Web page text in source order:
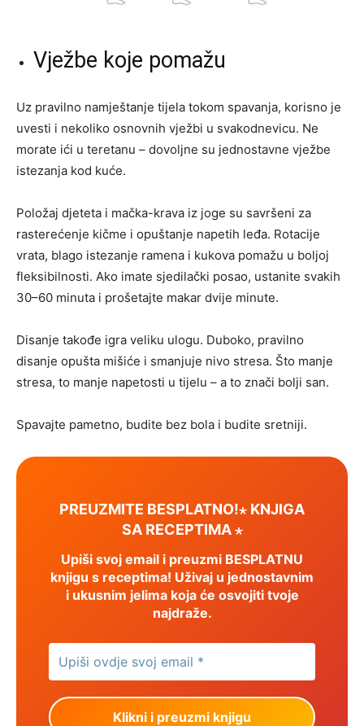
Vježbe koje pomažu
Uz pravilno namještanje tijela tokom spavanja, korisno je
uvesti i nekoliko osnovnih vježbi u svakodnevicu. Ne
morate ići u teretanu – dovoljne su jednostavne vježbe
istezanja kod kuće.
Položaj djeteta i mačka-krava iz joge su savršeni za
rasterećenje kičme i opuštanje napetih leđa. Rotacije
vrata, blago istezanje ramena i kukova pomažu u boljoj
fleksibilnosti. Ako imate sjedilački posao, ustanite svakih
30–60 minuta i prošetajte makar dvije minute.
Disanje takođe igra veliku ulogu. Duboko, pravilno
disanje opušta mišiće i smanjuje nivo stresa. Što manje
stresa, to manje napetosti u tijelu – a to znači bolji san.
Spavajte pametno, budite bez bola i budite sretniji.
PREUZMITE BESPLATNO!⋆ KNJIGA
SA RECEPTIMA ⋆
Upiši svoj email i preuzmi BESPLATNU
knjigu s receptima! Uživaj u jednostavnim
i ukusnim jelima koja će osvojiti tvoje
najdraže.